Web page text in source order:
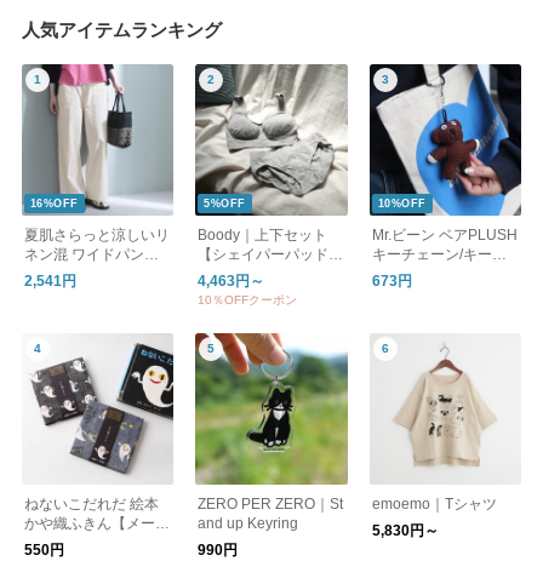
人気アイテムランキング
16%OFF
夏肌さらっと涼しいリ
ネン混 ワイドパンツ /
洗える コットンリネ
ン ベイカーワイドパ
2,541円
5%OFF
Boody｜上下セット
【シェイパーパッド付
ブラ】フルブリーフor
ミディブリーフ セッ
ラジャー パンツ ショ
ーツ 下着 オーガニッ
クバンブー ブーディ
ギフト
4,463円～
10％OFFクーポン
10%OFF
Mr.ビーン ベアPLUSH
キーチェーン/キーホ
ルダー
673円
ねないこだれだ 絵本
かや織ふきん【メール
便可】
550円
ZERO PER ZERO｜St
and up Keyring
990円
emoemo｜Tシャツ
5,830円～